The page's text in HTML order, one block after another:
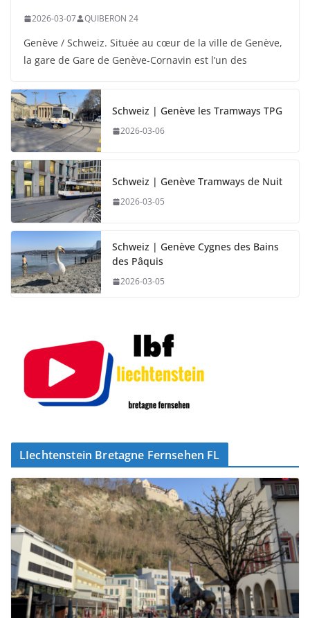
2026-03-07 QUIBERON 24
Genève / Schweiz. Située au cœur de la ville de Genève,
la gare de Gare de Genève-Cornavin est l’un des
Schweiz | Genève les Tramways TPG
2026-03-06
Schweiz | Genève Tramways de Nuit
2026-03-05
Schweiz | Genève Cygnes des Bains
des Pâquis
2026-03-05
LIechtenstein Bretagne Fernsehen FL